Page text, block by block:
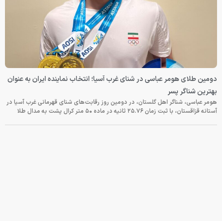
دومین طلای هومر عباسی در شنای غرب آسیا؛ انتخاب نماینده ایران به عنوان
بهترین شناگر پسر
هومر عباسی، شناگر اهل گلستان، در دومین روز رقابت‌های شنای قهرمانی غرب آسیا در
آستانه قزاقستان، با ثبت زمان ۲۵.۷۶ ثانیه در ماده ۵۰ متر کرال پشت به مدال طلا